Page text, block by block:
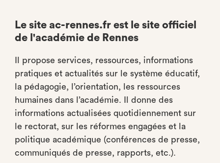
Le site ac-rennes.fr est le site officiel
de l'académie de Rennes
Il propose services, ressources, informations
pratiques et actualités sur le système éducatif,
la pédagogie, l’orientation, les ressources
humaines dans l’académie. Il donne des
informations actualisées quotidiennement sur
le rectorat, sur les réformes engagées et la
politique académique (conférences de presse,
communiqués de presse, rapports, etc.).